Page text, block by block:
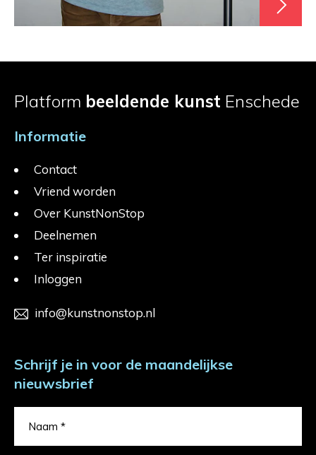
Platform beeldende kunst Enschede
Informatie
Contact
Vriend worden
Over KunstNonStop
Deelnemen
Ter inspiratie
Inloggen
info@kunstnonstop.nl
Schrijf je in voor de maandelijkse
nieuwsbrief